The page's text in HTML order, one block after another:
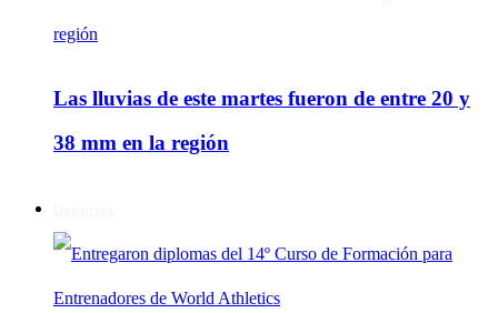
Las lluvias de este martes fueron de entre 20 y
38 mm en la región